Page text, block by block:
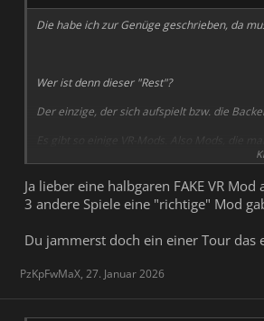
Die habe ich zur Genüge geschrieben, da
Wer ist denn dieser "Rest"?
Der einzige, der sich aufspielt bzw. die
Es gibt so einige VR-Mods. Also Mods, die
abwechselt ein paar Bilder auf's Auge
dem Falle gegen die Bedingungen vom
lediglich, mit ihrer Marke Geld zu verdienen.
Keine Ahnung, warum da so ein Drama
Ja lieber eine halbgaren FAKE VR
3 andere Spiele eine "richtige" Mod
Du jammerst doch ein einer Tour das
PzKpFwMaX, 27. Januar 2026